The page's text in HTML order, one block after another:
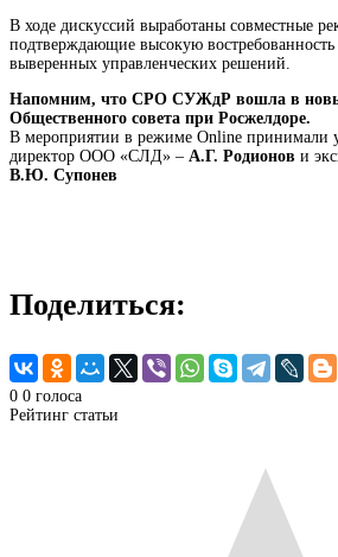
В ходе дискуссий выработаны совместные
подтверждающие высокую востребованность
выверенных управленческих решений.
Напомним, что СРО СУЖдР вошла в
Общественного совета при Росжелдоре.
В мероприятии в режиме Online принимали
директор ООО «СЛД» – А.Г. Родионов и
В.Ю. Супонев
Поделиться:
0 0 голоса
Рейтинг статьи